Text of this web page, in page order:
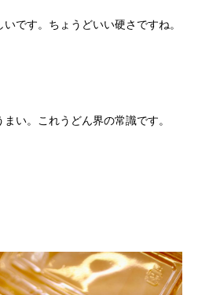
です。ちょうどいい硬さですね。
い。これうどん界の常識です。